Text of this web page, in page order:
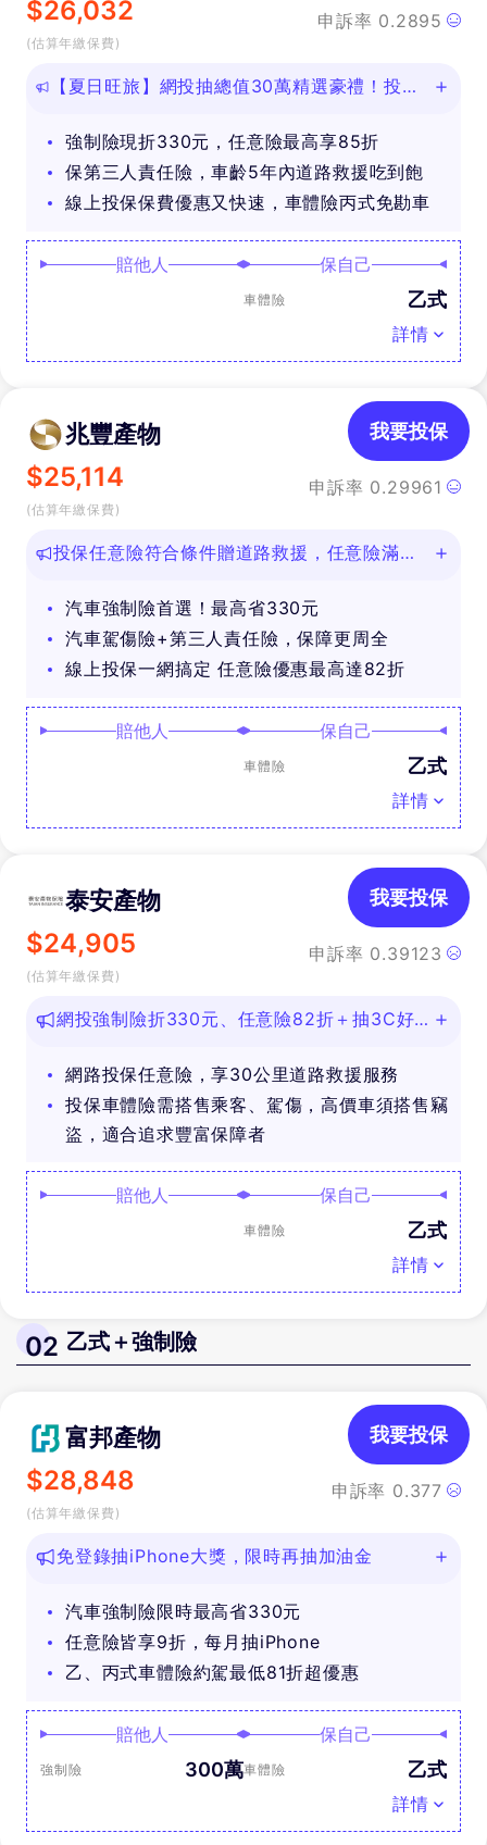
$26,032
(估算年繳保費)
申訴率 0.2895
【夏日旺旅】網投抽總值30萬精選豪禮！投保
強制險現折330元，任意險最高享85折
保第三人責任險，車齡5年內道路救援吃到飽
線上投保保費優惠又快速，車體險丙式免勘車
賠他人 保自己
車體險 乙式
詳情
兆豐產物
$25,114
(估算年繳保費)
申訴率 0.29961
我要投保
投保任意險符合條件贈道路救援，任意險滿
汽車強制險首選！最高省330元
汽車駕傷險+第三人責任險，保障更周全
線上投保一網搞定 任意險優惠最高達82折
賠他人 保自己
車體險 乙式
詳情
泰安產物
$24,905
(估算年繳保費)
申訴率 0.39123
我要投保
網投強制險折330元、任意險82折＋抽3C好
網路投保任意險，享30公里道路救援服務
投保車體險需搭售乘客、駕傷，高價車須搭售竊
盜，適合追求豐富保障者
賠他人 保自己
車體險 乙式
詳情
02 乙式＋強制險
富邦產物
$28,848
(估算年繳保費)
申訴率 0.377
我要投保
免登錄抽iPhone大獎，限時再抽加油金
汽車強制險限時最高省330元
任意險皆享9折，每月抽iPhone
乙、丙式車體險約駕最低81折超優惠
賠他人
強制險 300萬
保自己
車體險 乙式
詳情